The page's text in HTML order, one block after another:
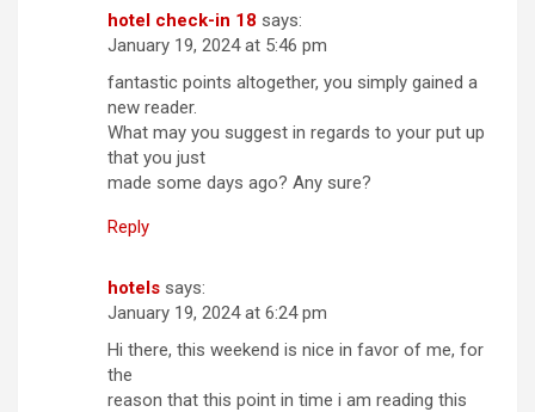
hotel check-in 18 says:
January 19, 2024 at 5:46 pm
fantastic points altogether, you simply gained a
new reader.
What may you suggest in regards to your put up
that you just
made some days ago? Any sure?
Reply
hotels says:
January 19, 2024 at 6:24 pm
Hi there, this weekend is nice in favor of me, for
the
reason that this point in time i am reading this